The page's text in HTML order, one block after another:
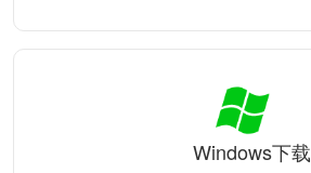
Windows下载